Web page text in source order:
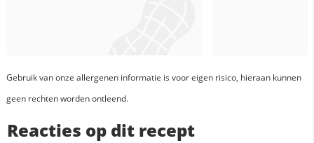
Gebruik van onze allergenen informatie is voor eigen risico, hieraan kunnen
geen rechten worden ontleend.
Reacties op dit recept